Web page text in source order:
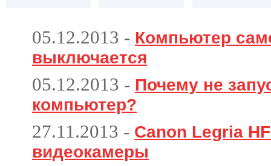
05.12.2013 - Компьютер
выключается
05.12.2013 - Почему не
компьютер?
27.11.2013 - Canon Legria
видеокамеры